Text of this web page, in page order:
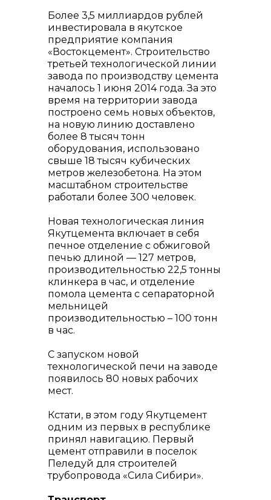
info@vostokcement.ru
Более 3,5 миллиардов рублей
инвестировала в якутское
предприятие компания
«Востокцемент». Строительство
третьей технологической линии
завода по производству цемента
началось 1 июня 2014 года. За это
время на территории завода
построено семь новых объектов,
на новую линию доставлено
более 8 тысяч тонн
оборудования, использовано
свыше 18 тысяч кубических
метров железобетона. На этом
масштабном строительстве
работали более 300 человек.
Новая технологическая линия
Якутцемента включает в себя
печное отделение с обжиговой
печью длиной — 127 метров,
производительностью 22,5 тонны
клинкера в час, и отделение
помола цемента с сепараторной
мельницей
производительностью – 100 тонн
в час.
С запуском новой
технологической печи на заводе
появилось 80 новых рабочих
мест.
Кстати, в этом году Якутцемент
одним из первых в республике
принял навигацию. Первый
цемент отправили в поселок
Пеледуй для строителей
трубопровода «Сила Сибири».